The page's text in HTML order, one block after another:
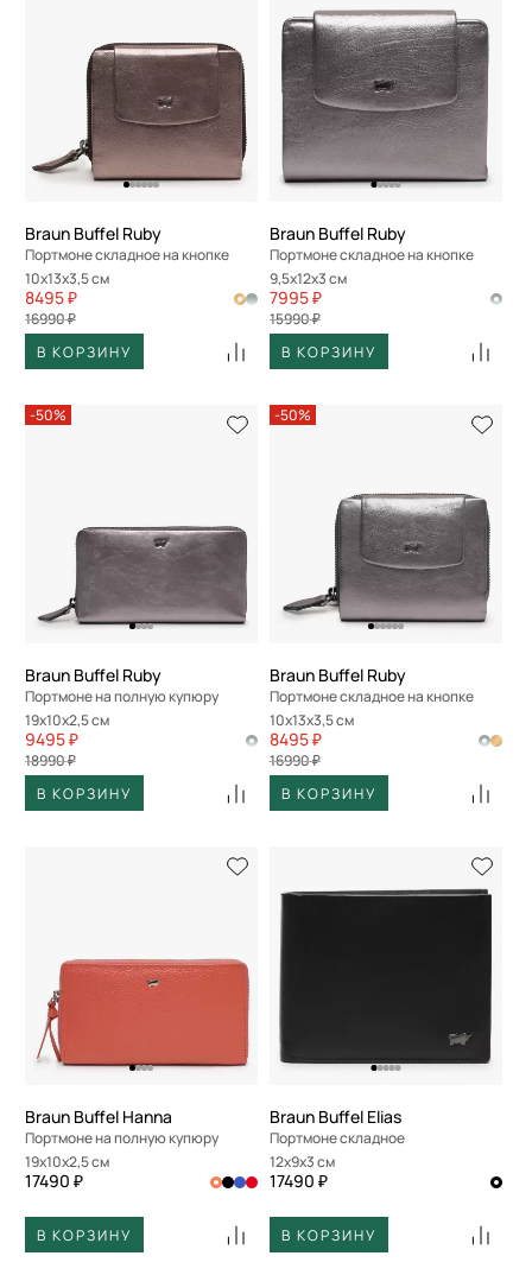
Braun Buffel Ruby
Портмоне складное на кнопке
10x13x3,5 см
8495 ₽
16990 ₽
В КОРЗИНУ
Braun Buffel Ruby
Портмоне складное на кнопке
9,5x12x3 см
7995 ₽
15990 ₽
В КОРЗИНУ
-50%
Braun Buffel Ruby
Портмоне на полную купюру
19x10x2,5 см
9495 ₽
18990 ₽
В КОРЗИНУ
-50%
Braun Buffel Ruby
Портмоне складное на кнопке
10x13x3,5 см
8495 ₽
16990 ₽
В КОРЗИНУ
Braun Buffel Hanna
Портмоне на полную купюру
19x10x2,5 см
17490 ₽
В КОРЗИНУ
Braun Buffel Elias
Портмоне складное
12x9x3 см
17490 ₽
В КОРЗИНУ